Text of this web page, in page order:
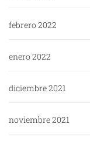
febrero 2022
enero 2022
diciembre 2021
noviembre 2021